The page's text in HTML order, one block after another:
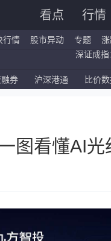
看点 行情
行情 股市异动 专题
国企指数：
标普500ETF：
券 沪深港通 比价
图看懂AI